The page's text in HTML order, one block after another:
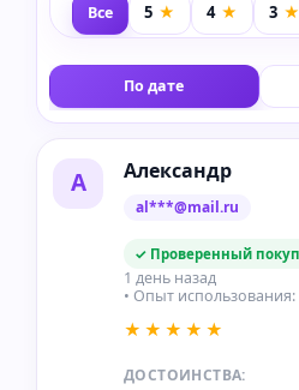
Все
По дате
А Александр
al***@mail.ru
✓ Проверенный
1 день назад
• Опыт использования:
★★★★★
ДОСТОИНСТВА: